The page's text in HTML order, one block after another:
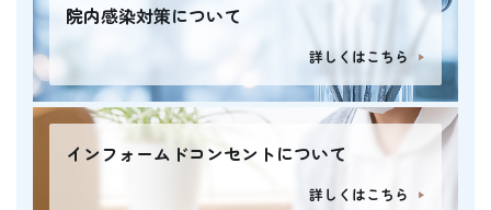
院内感染対策について
詳しくはこちら
インフォームドコンセントについて
詳しくはこちら